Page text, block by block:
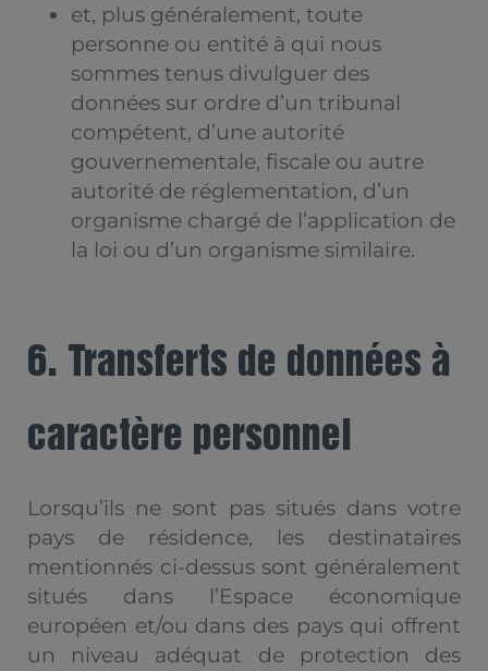
et, plus généralement, toute
personne ou entité à qui nous
sommes tenus divulguer des
données sur ordre d’un tribunal
compétent, d’une autorité
gouvernementale, fiscale ou autre
autorité de réglementation, d’un
organisme chargé de l’application de
la loi ou d’un organisme similaire.
6. Transferts de données à
caractère personnel
Lorsqu’ils ne sont pas situés dans votre
pays de résidence, les destinataires
mentionnés ci-dessus sont généralement
situés dans l’Espace économique
européen et/ou dans des pays qui offrent
un niveau adéquat de protection des